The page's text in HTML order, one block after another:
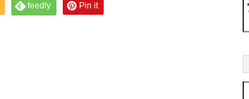
feedly Pin it